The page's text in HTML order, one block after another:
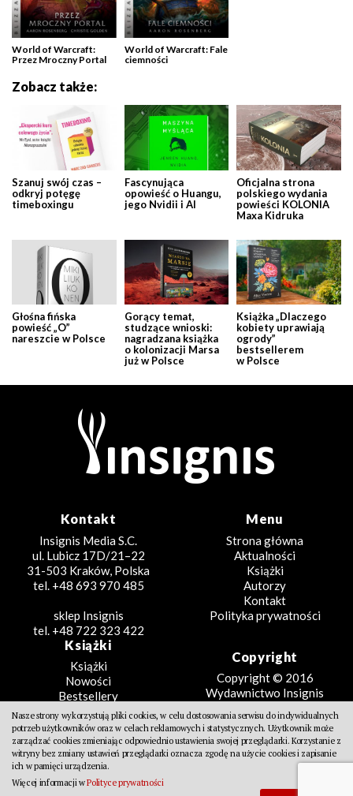
World of Warcraft:
Przez Mroczny Portal
World of Warcraft: Fale
ciemności
Zobacz także:
Szanuj swój czas –
odkryj potęgę
timeboxingu
Fascynująca
opowieść o Huangu,
jego Nvidii i AI
Oficjalna strona
polskiego wydania
powieści KOLONIA
Maxa Kidruka
Głośna fińska
powieść „O”
nareszcie w Polsce
Gorący temat,
studzące wnioski:
nagradzana książka
o kolonizacji Marsa
już w Polsce
Książka „Dlaczego
kobiety uprawiają
ogrody”
bestsellerem
w Polsce
Kontakt
Insignis Media S.C.
ul. Lubicz 17D/21–22
31-503 Kraków, Polska
tel. +48 693 970 485
sklep Insignis
tel. +48 722 323 422
Menu
Strona główna
Aktualności
Książki
Autorzy
Kontakt
Polityka prywatności
Książki
Książki
Nowości
Bestsellery
Zapowiedzi
Beletrystyka
Fantastyka
Literatura faktu
Poradniki
Kreatywne
Copyright
Copyright © 2016
Wydawnictwo Insignis
Projekt
Design Partners
Nasze strony wykorzystują pliki cookies, w celu dostosowania serwisu do indywidualnych
potrzeb użytkowników oraz w celach reklamowych i statystycznych. Użytkownik może
zarządzać cookies zmieniając odpowiednio ustawienia swojej przeglądarki. Korzystanie z
witryny bez zmiany ustawień przeglądarki oznacza zgodę na użycie cookies i zapisanie
ich w pamięci urządzenia.
Więcej informacji wPolityce prywatności